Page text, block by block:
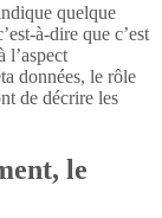
quelque
à-dire que c’est
l’aspect
données, le rôle
de décrire les
le